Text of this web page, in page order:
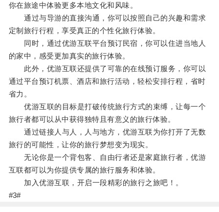
你在旅途中体验更多本地文化和风味。
通过与导游的直接沟通，你可以按照自己的兴趣和需求
定制旅行行程，享受真正的个性化旅行体验。
同时，通过优游互联平台预订民宿，你可以住进当地人
的家中，感受更加真实的旅行体验。
此外，优游互联还提供了可靠的在线预订服务，你可以
通过平台预订机票、酒店和旅行活动，轻松安排行程，省时
省力。
优游互联的目标是打破传统旅行方式的束缚，让每一个
旅行者都可以从中获得独特且有意义的旅行体验。
通过链接人与人，人与地方，优游互联为你打开了无数
旅行的可能性，让你的旅行梦想变为现实。
无论你是一个背包客、自由行者还是家庭旅行者，优游
互联都可以为你提供专属的旅行服务和体验。
加入优游互联，开启一段精彩的旅行之旅吧！。
#3#